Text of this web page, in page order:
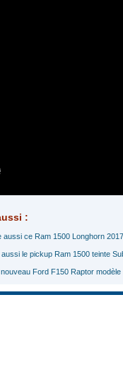
:
ce Ram 1500 Longhorn
le pickup Ram 1500 teinte
Ford F150 Raptor modèle